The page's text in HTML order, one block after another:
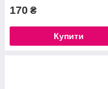
170 ₴
Купити